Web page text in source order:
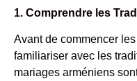
1. Comprendre les
Avant de commencer
familiariser avec les
mariages arméniens